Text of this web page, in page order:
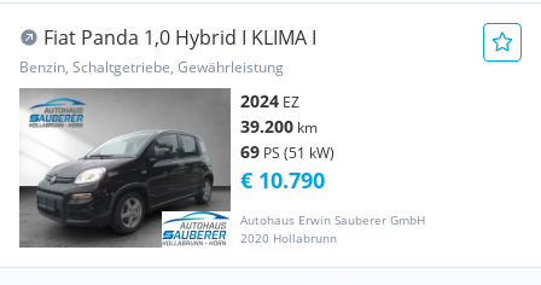
Fiat Panda 1,0 Hybrid I KLIMA I
Benzin, Schaltgetriebe, Gewährleistung
2024 EZ
39.200 km
69 PS (51 kW)
Autohaus Erwin Sauberer GmbH
2020 Hollabrunn
€ 10.790